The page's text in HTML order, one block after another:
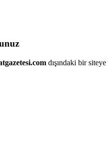
dışındaki bir siteye